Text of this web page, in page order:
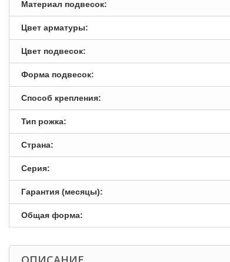
Материал подвесок:
Цвет арматуры:
Цвет подвесок:
Форма подвесок:
Способ крепления:
Тип рожка:
Страна:
Серия:
Гарантия (месяцы):
Общая форма: